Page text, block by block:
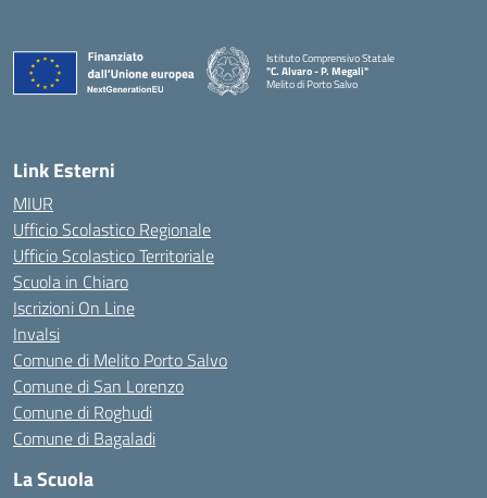
Istituto Comprensivo Statale
"C. Alvaro - P. Megali"
Melito di Porto Salvo
Link Esterni
MIUR
Ufficio Scolastico Regionale
Ufficio Scolastico Territoriale
Scuola in Chiaro
Iscrizioni On Line
Invalsi
Comune di Melito Porto Salvo
Comune di San Lorenzo
Comune di Roghudi
Comune di Bagaladi
La Scuola